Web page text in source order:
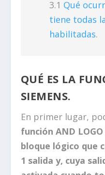
Qué
tiene todas
habilitadas.
QUÉ ES LA
SIEMENS.
En primer lugar,
función AND
bloque lógico que
1 salida y, cuya